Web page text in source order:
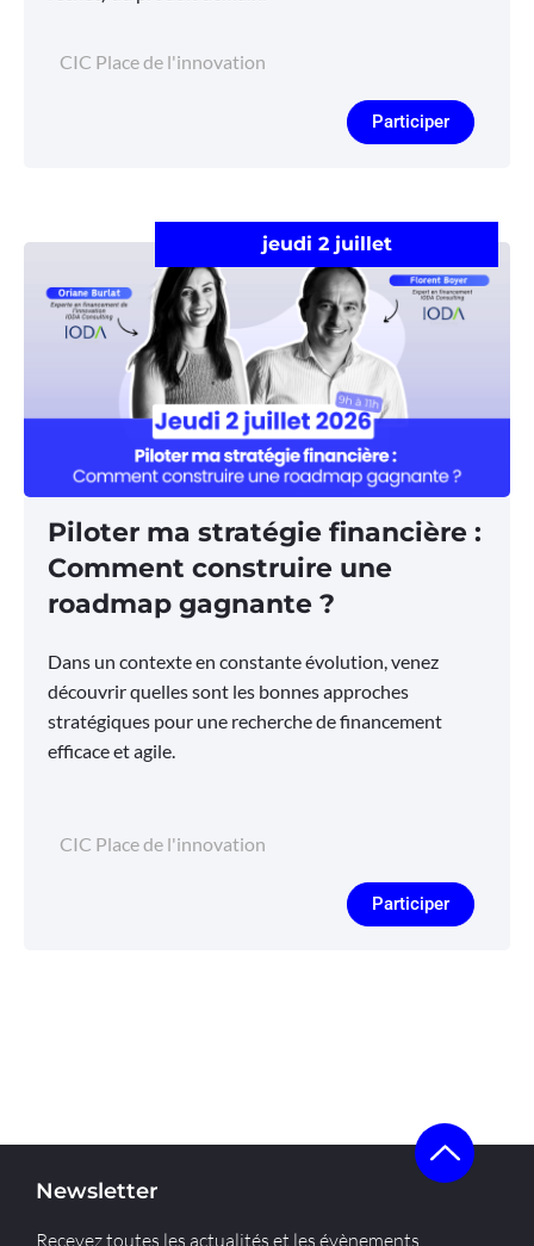
CIC Place de l'innovation
Participer
jeudi 2 juillet
Piloter ma stratégie financière :
Comment construire une
roadmap gagnante ?
Dans un contexte en constante évolution, venez
découvrir quelles sont les bonnes approches
stratégiques pour une recherche de financement
efficace et agile.
CIC Place de l'innovation
Participer
Newsletter
Recevez toutes les actualités et les évènements